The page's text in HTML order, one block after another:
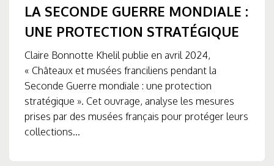
LA SECONDE GUERRE MONDIALE :
UNE PROTECTION STRATÉGIQUE
Claire Bonnotte Khelil publie en avril 2024,
« Châteaux et musées franciliens pendant la
Seconde Guerre mondiale : une protection
stratégique ». Cet ouvrage, analyse les mesures
prises par des musées français pour protéger leurs
collections...